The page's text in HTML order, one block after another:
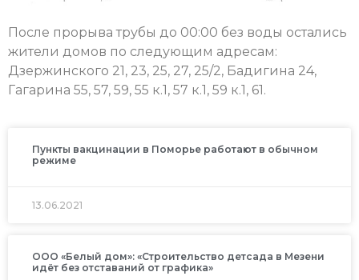
После прорыва трубы до 00:00 без воды остались
жители домов по следующим адресам:
Дзержинского 21, 23, 25, 27, 25/2, Бадигина 24,
Гагарина 55, 57, 59, 55 к.1, 57 к.1, 59 к.1, 61.
Пункты вакцинации в Поморье работают в обычном
режиме
13.06.2021
ООО «Белый дом»: «Строительство детсада в Мезени
идёт без отставаний от графика»